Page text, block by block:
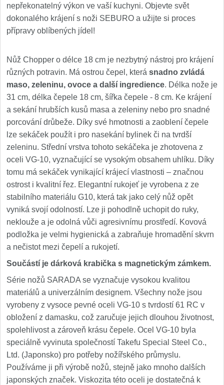
nepřekonatelný výkon ve vaší kuchyni. Objevte svět
dokonalého krájení s noži SEBURO a užijte si proces
přípravy oblíbených jídel!
Nůž Chopper o délce 18 cm je nezbytný nástroj pro krájení
různých potravin. Má ostrou čepel, která snadno zvládá
maso, zeleninu, ovoce a další ingredience. Délka nože je
31 cm, délka čepele 18 cm, šířka čepele - 8 cm. Ke krájení
a sekání hrubších kusů masa a zeleniny nebo pro snadné
porcování drůbeže. Díky své hmotnosti a zaoblení čepele
lze sekáček použít i pro nasekání bylinek či na tvrdší
zeleninu. Střední vrstva tohoto sekáčeka je zhotovena z
oceli VG-10, vyznačující se vysokým obsahem uhlíku. Díky
tomu má sekáček vynikající krájecí vlastnosti – značnou
ostrost i kvalitní řez. Elegantní rukojeť je vyrobena z ze
stabilního materiálu G10, která tak jako celý nůž opět
vyniká svojí odolností. Lze ji pohodlně uchopit do ruky,
neklouže a je odolná vůči agresivnímu prostředí. Kovová
podložka je velmi hygienická a zabraňuje hromadění skvrn
a nečistot mezi čepelí a rukojetí.
Součástí je dárková krabička s magnetickým zámkem.
Série nožů SARADA se vyznačuje vysokou kvalitou
materiálů a univerzálním designem. Všechny nože jsou
vyrobeny z vysoce pevné oceli VG-10 s tvrdostí 61 RC v
obložení z damasku, což zaručuje jejich dlouhou životnost,
spolehlivost a zároveň krásu čepele. Ocel VG-10 byla
speciálně vyvinuta společností Takefu Special Steel Co.,
Ltd. (Japonsko) pro potřeby nožířského průmyslu.
Používáme ji při výrobě nožů, stejně jako mnoho dalších
japonských značek. Viskozita této oceli je dostatečná k